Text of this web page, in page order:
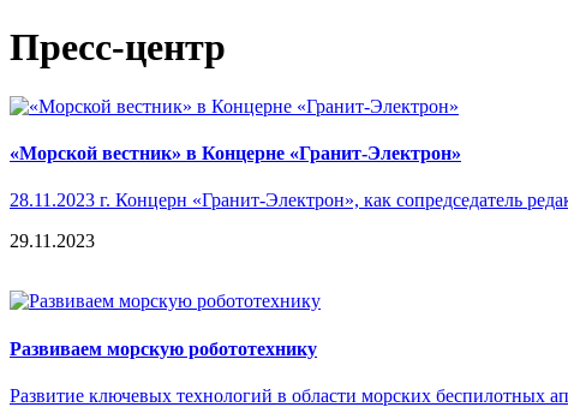
Пресс-центр
«Морской вестник» в Концерне «Гранит-Электрон»
28.11.2023 г. Концерн «Гранит-Электрон», как сопредседатель
29.11.2023
Развиваем морскую робототехнику
Развитие ключевых технологий в области морских беспилотных